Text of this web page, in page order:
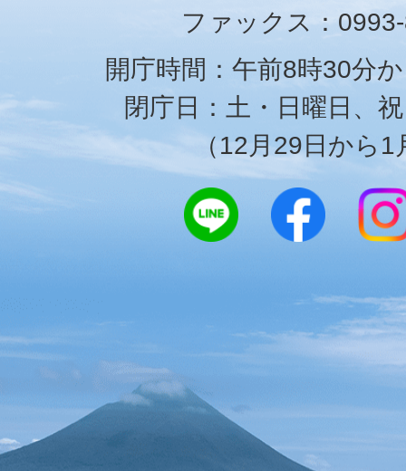
ファックス：
開庁時間：午前8時30分
閉庁日：土・日曜日、
（12月29日から1